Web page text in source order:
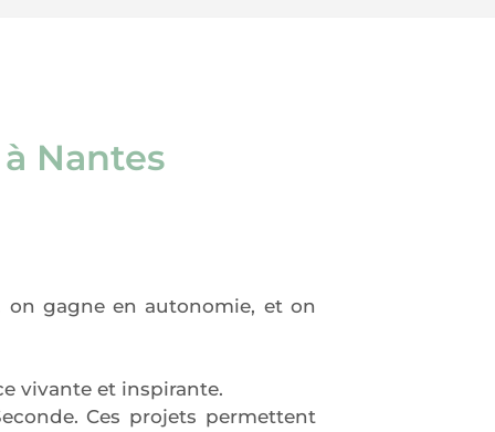
Nantes
on gagne en autonomie, et on
vivante et inspirante.
Ces projets permettent